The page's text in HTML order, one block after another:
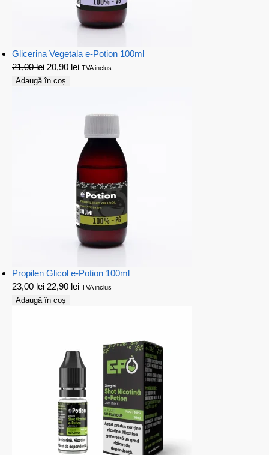
Glicerina Vegetala e-Potion 100ml
21,00lei 20,90 lei TVA inclus
Adaugă în coș
Propilen Glicol e-Potion 100ml
23,00lei 22,90 lei TVA inclus
Adaugă în coș